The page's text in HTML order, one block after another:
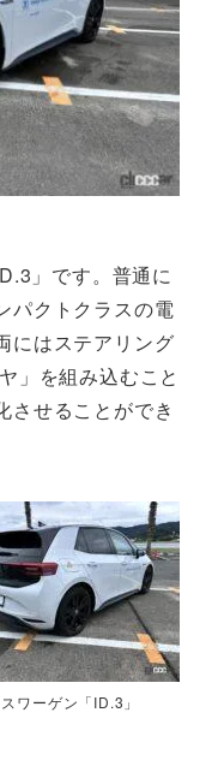
」です。普通に
パクトクラスの電
にはステアリング
」を組み込むこと
させることができ
ワーゲン「ID.3」